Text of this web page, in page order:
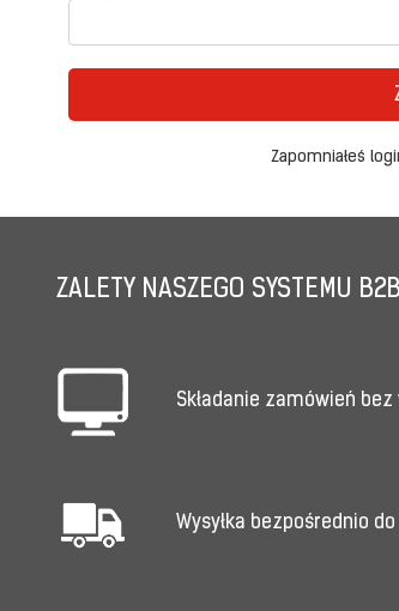
Zapomniałeś
ZALETY NASZEGO SYSTEMU B2B
Składanie zamówień
Wysyłka bezpośrednio